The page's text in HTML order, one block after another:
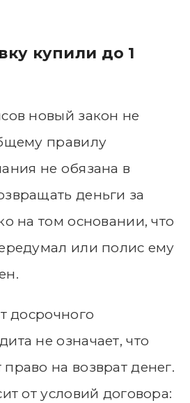
купили до 1
новый закон не
правилу
не обязана в
деньги за
на том основании, что
или полис ему
досрочного
не означает, что
на возврат денег.
от условий договора: